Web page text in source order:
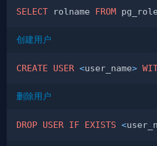
SELECT rolname FROM
创建用户
CREATE USER <user_name>
删除用户
DROP USER IF EXISTS <